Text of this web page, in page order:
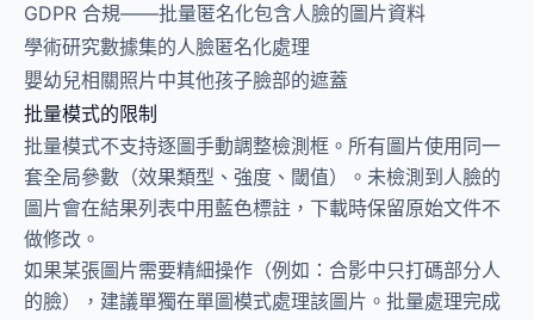
GDPR 合規——批量匿名化包含人臉的圖片資料
學術研究數據集的人臉匿名化處理
嬰幼兒相關照片中其他孩子臉部的遮蓋
批量模式的限制
批量模式不支持逐圖手動調整檢測框。所有圖片使用同一
套全局參數（效果類型、強度、閾值）。未檢測到人臉的
圖片會在結果列表中用藍色標註，下載時保留原始文件不
做修改。
如果某張圖片需要精細操作（例如：合影中只打碼部分人
的臉），建議單獨在單圖模式處理該圖片。批量處理完成